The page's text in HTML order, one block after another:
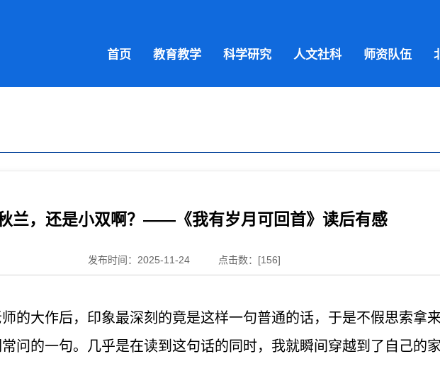
首页 教育教学 科学研究 人文社科 师资队伍
兰，还是小双啊？——《我有岁月可回首》读后有感
发布时间：2025-11-24 点击数：[156]
的大作后，印象最深刻的竟是这样一句普通的话，于是不假思索拿
问的一句。几乎是在读到这句话的同时，我就瞬间穿越到了自己的